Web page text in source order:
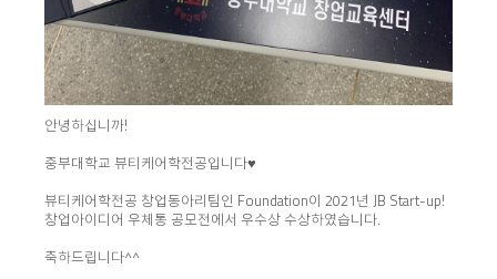
안녕하십니까!
중부대학교 뷰티케어학전공입니다♥
뷰티케어학전공 창업동아리팀인 Foundation이 2021년 JB Start-up!
창업아이디어 우체통 공모전에서 우수상 수상하였습니다.
축하드립니다^^